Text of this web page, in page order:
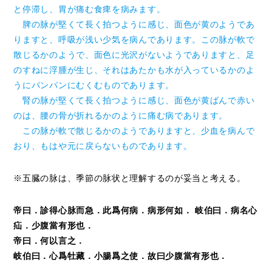
と停滞し、胃が痛む食痺を病みます。
脾の脉が堅くて長く拍つように感じ、面色が黄のようであ
りますと、呼吸が浅い少気を病んであります。この脉が軟で
散じるかのようで、面色に光沢がないようでありますと、足
のすねに浮腫が生じ、それはあたかも水が入っているかのよ
うにパンパンにむくむものであります。
腎の脉が堅くて長く拍つように感じ、面色が黄ばんで赤い
のは、腰の骨が折れるかのように痛む病であります。
この脉が軟で散じるかのようでありますと、少血を病んで
おり、もはや元に戻らないものであります。
※五臓の脉は、季節の脉状と理解するのが妥当と考える。
帝曰．診得心脉而急．此爲何病．病形何如． 岐伯曰．病名心
疝．少腹當有形也．
帝曰．何以言之．
岐伯曰．心爲牡藏．小腸爲之使．故曰少腹當有形也．